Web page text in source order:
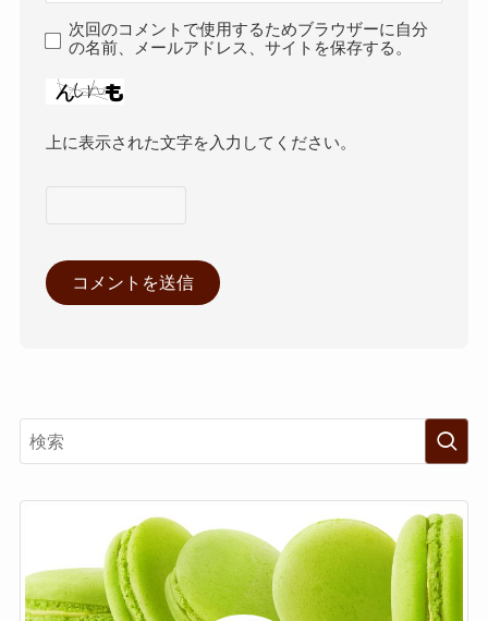
次回のコメントで使用するためブラウザーに自分
の名前、メールアドレス、サイトを保存する。
上に表示された文字を入力してください。